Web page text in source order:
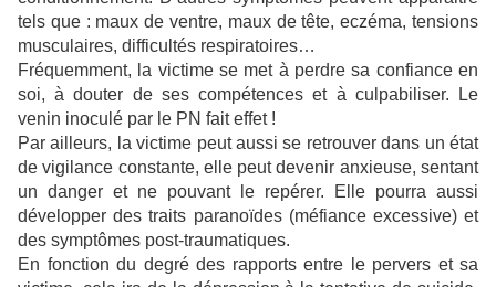
tels que : maux de ventre, maux de tête, eczéma, tensions
musculaires, difficultés respiratoires…
Fréquemment, la victime se met à perdre sa confiance en
soi, à douter de ses compétences et à culpabiliser. Le
venin inoculé par le PN fait effet !
Par ailleurs, la victime peut aussi se retrouver dans un état
de vigilance constante, elle peut devenir anxieuse, sentant
un danger et ne pouvant le repérer. Elle pourra aussi
développer des traits paranoïdes (méfiance excessive) et
des symptômes post-traumatiques.
En fonction du degré des rapports entre le pervers et sa